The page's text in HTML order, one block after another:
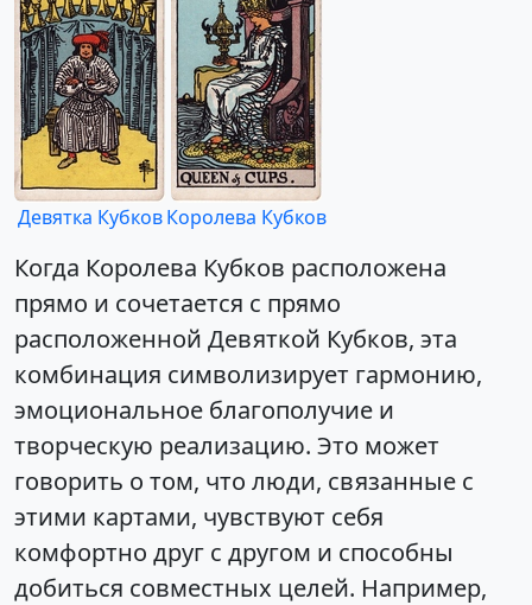
Девятка КубковКоролева Кубков
Когда Королева Кубков расположена
прямо и сочетается с прямо
расположенной Девяткой Кубков, эта
комбинация символизирует гармонию,
эмоциональное благополучие и
творческую реализацию. Это может
говорить о том, что люди, связанные с
этими картами, чувствуют себя
комфортно друг с другом и способны
добиться совместных целей. Например,